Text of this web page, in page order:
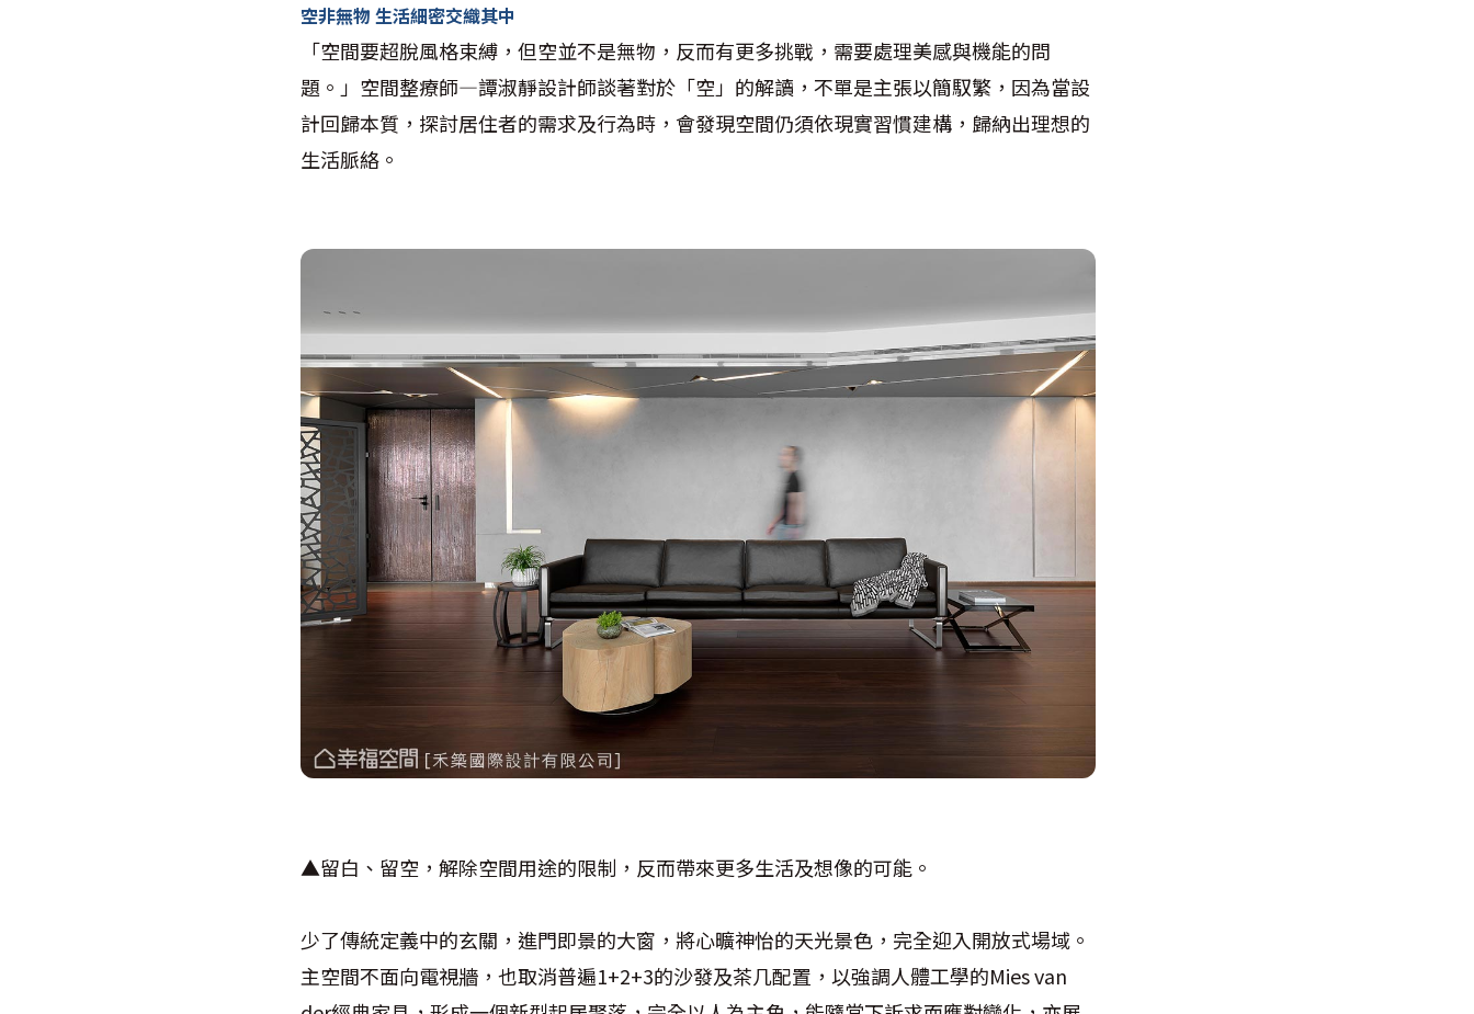
空非無物 生活細密交織其中
「空間要超脫風格束縛，但空並不是無物，反而有更多挑戰，需要處理美感與機能的問
題。」空間整療師—譚淑靜設計師談著對於「空」的解讀，不單是主張以簡馭繁，因為當設
計回歸本質，探討居住者的需求及行為時，會發現空間仍須依現實習慣建構，歸納出理想的
生活脈絡。
▲留白、留空，解除空間用途的限制，反而帶來更多生活及想像的可能。
少了傳統定義中的玄關，進門即景的大窗，將心曠神怡的天光景色，完全迎入開放式場域。
主空間不面向電視牆，也取消普遍1+2+3的沙發及茶几配置，以強調人體工學的Mies van